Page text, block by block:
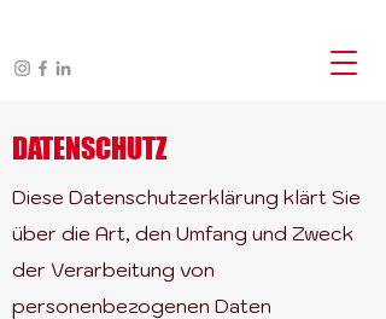
DATENSCHUTZ
Diese Datenschutzerklärung klärt Sie
über die Art, den Umfang und Zweck
der Verarbeitung von
personenbezogenen Daten